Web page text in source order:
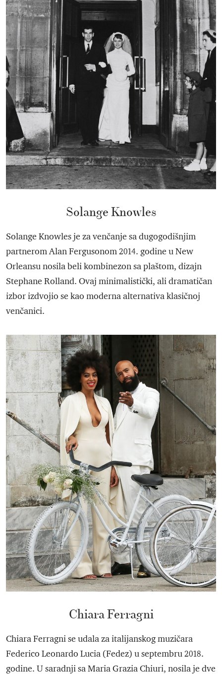
Solange Knowles
Solange Knowles je za venčanje sa dugogodišnjim
partnerom Alan Fergusonom 2014. godine u New
Orleansu nosila beli kombinezon sa plaštom, dizajn
Stephane Rolland. Ovaj minimalistički, ali dramatičan
izbor izdvojio se kao moderna alternativa klasičnoj
venčanici.
Chiara Ferragni
Chiara Ferragni se udala za italijanskog muzičara
Federico Leonardo Lucia (Fedez) u septembru 2018.
godine. U saradnji sa Maria Grazia Chiuri, nosila je dve